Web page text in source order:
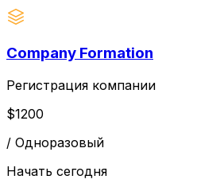
Company Formation
Регистрация компании
$1200
/ Одноразовый
Начать сегодня